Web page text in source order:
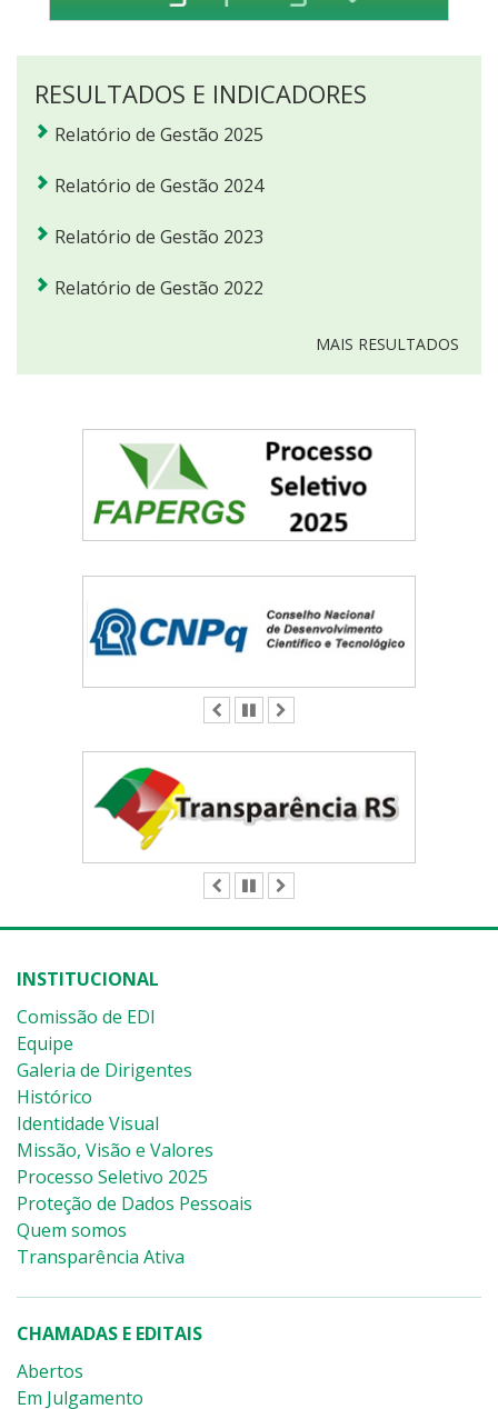
RESULTADOS E INDICADORES
Relatório de Gestão 2025
Relatório de Gestão 2024
Relatório de Gestão 2023
Relatório de Gestão 2022
MAIS RESULTADOS
ANTERIOR
PAUSAR
ANTERIOR
PAUSAR
INSTITUCIONAL
Comissão de EDI
Equipe
Galeria de Dirigentes
Histórico
Identidade Visual
Missão, Visão e Valores
Processo Seletivo 2025
Proteção de Dados Pessoais
Quem somos
Transparência Ativa
CHAMADAS E EDITAIS
Abertos
Em Julgamento